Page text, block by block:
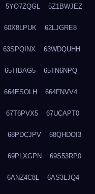
5YO7ZQGL 5Z1BWJEZ
60X8LPUK 62LJGRE8
63SPQINX 63WDQUHH
65TIBAG5 65TN6NPQ
664ESOLH 664FNVV4
67T6PVX5 67UCAPT0
68PDCJPV 68QHDOI3
69PLXGPN 69S53RP0
6ANZ4C8L 6AS3LJQ4